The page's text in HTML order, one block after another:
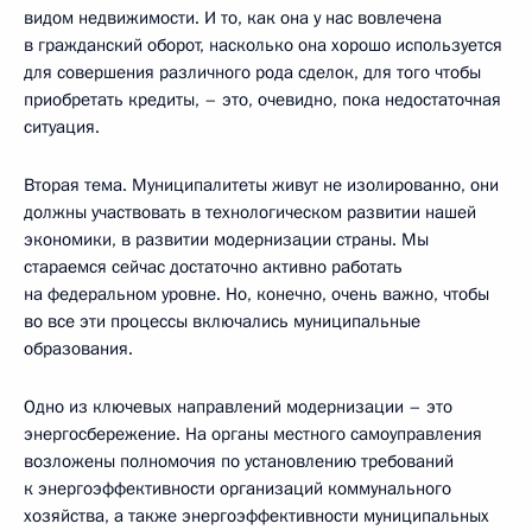
видом недвижимости. И то, как она у нас вовлечена
в гражданский оборот, насколько она хорошо используется
для совершения различного рода сделок, для того чтобы
приобретать кредиты, – это, очевидно, пока недостаточная
ситуация.
Вторая тема. Муниципалитеты живут не изолированно, они
должны участвовать в технологическом развитии нашей
экономики, в развитии модернизации страны. Мы
стараемся сейчас достаточно активно работать
на федеральном уровне. Но, конечно, очень важно, чтобы
во все эти процессы включались муниципальные
образования.
Одно из ключевых направлений модернизации – это
энергосбережение. На органы местного самоуправления
возложены полномочия по установлению требований
к энергоэффективности организаций коммунального
хозяйства, а также энергоэффективности муниципальных